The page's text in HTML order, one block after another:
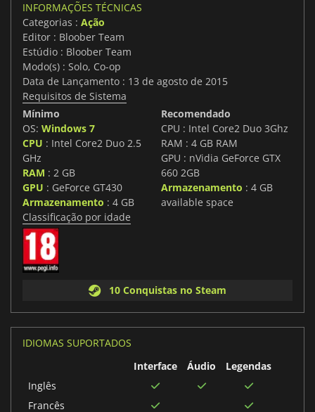
INFORMAÇÕES TÉCNICAS
Categorias : Ação
Editor : Bloober Team
Estúdio : Bloober Team
Modo(s) : Solo, Co-op
Data de Lançamento : 13 de agosto de 2015
Requisitos de Sistema
Mínimo
OS: Windows 7
CPU : Intel Core2 Duo 2.5
GHz
RAM : 2 GB
GPU : GeForce GT430
Armazenamento : 4 GB
Recomendado
CPU : Intel Core2 Duo 3Ghz
RAM : 4 GB RAM
GPU : nVidia GeForce GTX
660 2GB
Armazenamento : 4 GB
available space
Classificação por idade
10 Conquistas no Steam
IDIOMAS SUPORTADOS
Interface
Áudio
Legendas
Inglês
Francês